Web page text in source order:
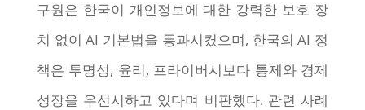
구원은 한국이 개인정보에 대한 강력한 보호 장
치 없이 AI 기본법을 통과시켰으며, 한국의 AI 정
책은 투명성, 윤리, 프라이버시보다 통제와 경제
성장을 우선시하고 있다며 비판했다. 관련 사례